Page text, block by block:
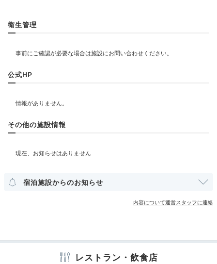
飲食
ベビー＆子供関連
その他館内施設
衛生管理
公式HP
その他の施設情報
宿泊施設からのお知らせ
内容について運営スタッフに連絡
レストラン・飲食店